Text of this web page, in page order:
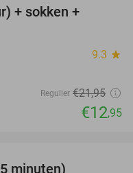
+ sokken +
9.3 star
Regulier €21,95
€12,95
minuten)